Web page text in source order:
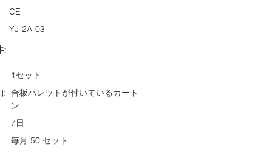
CE
YJ-2A-03
:
1セット
: 合板パレットが付いているカート
ン
7日
毎月 50 セット